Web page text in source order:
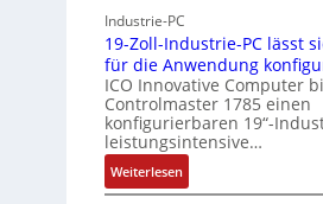
c
h
i
t
e
s
i
c
a
Industrie-PC
19-Zoll-Industrie-PC lässt
für die Anwendung
ICO Innovative Computer
Controlmaster 1785 einen
konfigurierbaren 19“-
leistungsintensive…
Weiterlesen:
1